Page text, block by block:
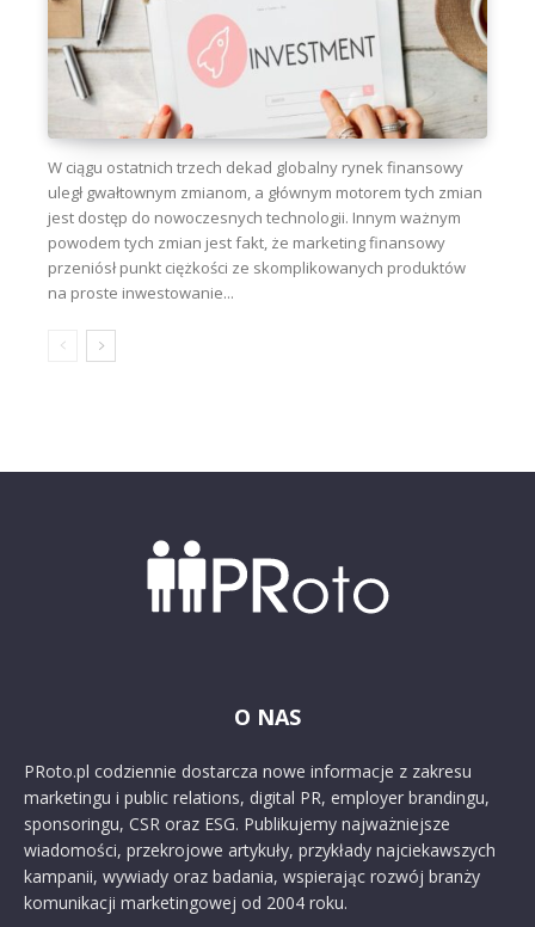
W ciągu ostatnich trzech dekad globalny rynek finansowy
uległ gwałtownym zmianom, a głównym motorem tych zmian
jest dostęp do nowoczesnych technologii. Innym ważnym
powodem tych zmian jest fakt, że marketing finansowy
przeniósł punkt ciężkości ze skomplikowanych produktów
na proste inwestowanie...
O NAS
PRoto.pl codziennie dostarcza nowe informacje z zakresu
marketingu i public relations, digital PR, employer brandingu,
sponsoringu, CSR oraz ESG. Publikujemy najważniejsze
wiadomości, przekrojowe artykuły, przykłady najciekawszych
kampanii, wywiady oraz badania, wspierając rozwój branży
komunikacji marketingowej od 2004 roku.